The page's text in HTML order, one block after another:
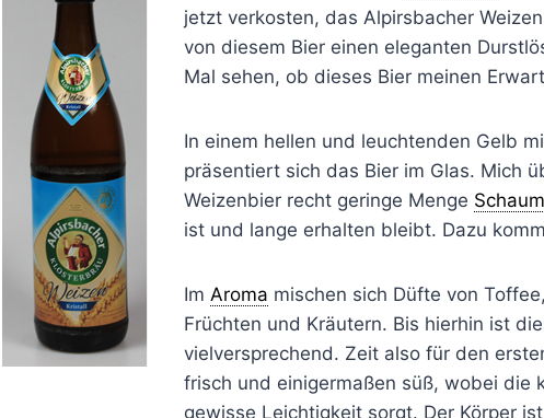
jetzt verkosten, das Alpirsbacher
von diesem Bier einen eleganten
Mal sehen, ob dieses Bier meinen
In einem hellen und leuchtenden Gelb
präsentiert sich das Bier im Glas. Mich
Weizenbier recht geringe Menge Schaum
ist und lange erhalten bleibt. Dazu
Im Aroma mischen sich Düfte von
Früchten und Kräutern. Bis hierhin ist
vielversprechend. Zeit also für den
frisch und einigermaßen süß, wobei die
gewisse Leichtigkeit sorgt. Der Körper